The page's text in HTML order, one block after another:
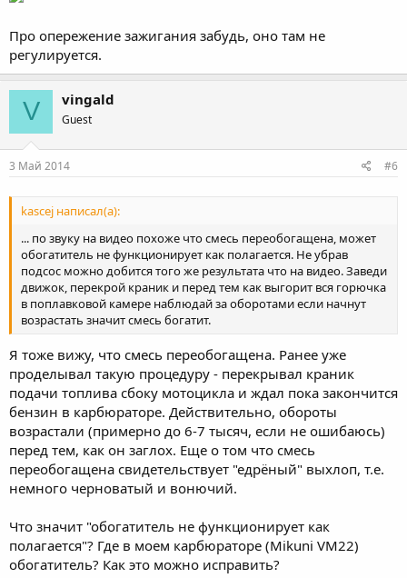
Про опережение зажигания забудь, оно там не
регулируется.
V vingald
Guest
3 Май 2014 #6
kascej написал(а):
... по звуку на видео похоже что смесь переобогащена, может
обогатитель не функционирует как полагается. Не убрав
подсос можно добится того же результата что на видео. Заведи
движок, перекрой краник и перед тем как выгорит вся горючка
в поплавковой камере наблюдай за оборотами если начнут
возрастать значит смесь богатит.
Я тоже вижу, что смесь переобогащена. Ранее уже
проделывал такую процедуру - перекрывал краник
подачи топлива сбоку мотоцикла и ждал пока закончится
бензин в карбюраторе. Действительно, обороты
возрастали (примерно до 6-7 тысяч, если не ошибаюсь)
перед тем, как он заглох. Еще о том что смесь
переобогащена свидетельствует "едрёный" выхлоп, т.е.
немного черноватый и вонючий.
Что значит "обогатитель не функционирует как
полагается"? Где в моем карбюраторе (Mikuni VM22)
обогатитель? Как это можно исправить?